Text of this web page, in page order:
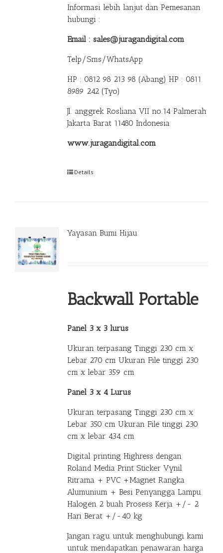
Informasi lebih lanjut dan Pemesanan
hubungi :
Email : sales@juragandigital.com
Telp/Sms/WhatsApp
HP : 0812 98 213 98 (Abang) HP : 0811
8989 242 (Tyo)
Jl. anggrek Rosliana VII no.14 Palmerah
Jakarta Barat 11480 Indonesia
www.juragandigital.com
Details
Yayasan Bumi Hijau
Backwall Portable
Panel 3 x 3 lurus
Ukuran terpasang Tinggi 230 cm x
Lebar 270 cm Ukuran File tinggi 230
cm x lebar 359 cm
Panel 3 x 4 Lurus
Ukuran terpasang Tinggi 230 cm x
Lebar 350 cm Ukuran File tinggi 230
cm x lebar 434 cm
Digital printing Highress dengan
Roland Media Print Sticker Vynil
Ritrama + PVC +Magnet Rangka
Alumunium + Besi Penyangga Lampu
Halogen 2 buah Prosess Kerja +/- 2
Hari Berat +/-40 kg
Jangan ragu untuk menghubungi kami
untuk mendapatkan penawaran harga